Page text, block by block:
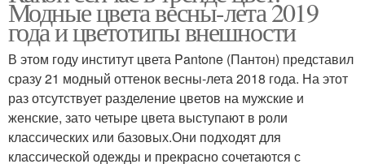
Модные цвета весны-лета 2019
года и цветотипы внешности
В этом году институт цвета Pantone (Пантон) представил
сразу 21 модный оттенок весны-лета 2018 года. На этот
раз отсутствует разделение цветов на мужские и
женские, зато четыре цвета выступают в роли
классических или базовых.Они подходят для
классической одежды и прекрасно сочетаются с